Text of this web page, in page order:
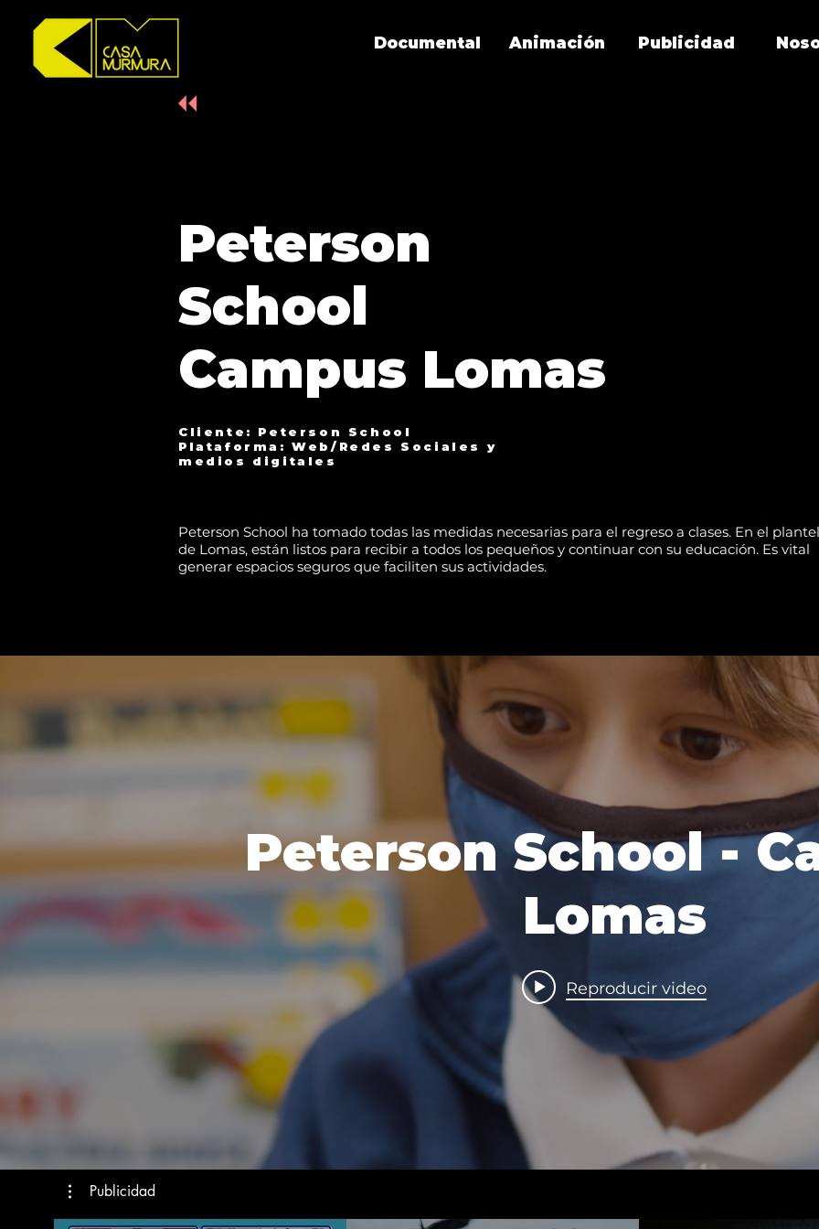
Documental Animación Publicidad
Peterson
School
Campus Lomas
Cliente: Peterson School
Plataforma: Web/Redes Sociales y
medios digitales
Peterson School ha tomado todas las medidas necesarias para el regreso a clases. En el plantel
de Lomas, están listos para recibir a todos los pequeños y continuar con su educación. Es vital
generar espacios seguros que faciliten sus actividades.
Peterson School -
Lomas
Reproducir video
Publicidad